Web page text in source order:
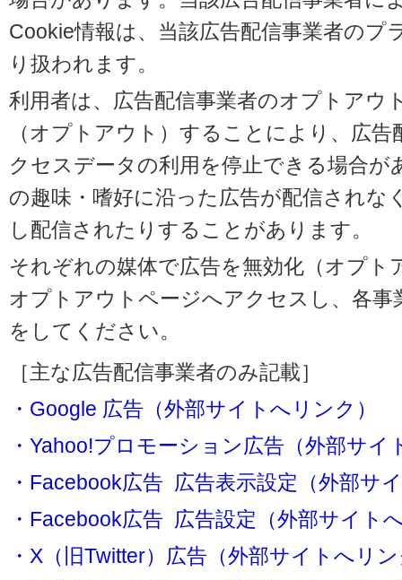
Cookie情報は、当該広告配信事業者のプ
り扱われます。
利用者は、広告配信事業者のオプトアウ
（オプトアウト）することにより、広
クセスデータの利用を停止できる場合が
の趣味・嗜好に沿った広告が配信されな
し配信されたりすることがあります。
それぞれの媒体で広告を無効化（オプト
オプトアウトページへアクセスし、各
をしてください。
［主な広告配信事業者のみ記載］
・Google 広告（外部サイトへリンク）
・Yahoo!プロモーション広告（外部サイ
・Facebook広告 広告表示設定（外部サ
・Facebook広告 広告設定（外部サイト
・X（旧Twitter）広告（外部サイトへリ